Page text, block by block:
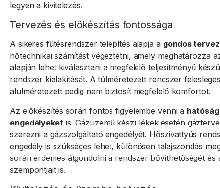
legyen a kivitelezés.
Tervezés és előkészítés fontossága
A sikeres fűtésrendszer telepítés alapja a gondos
hőtechnikai számítást végeztetni, amely meghatározza
alapján lehet kiválasztani a megfelelő teljesítményű
rendszer kialakítását. A túlméretezett rendszer
alulméretezett pedig nem biztosít megfelelő komfortot.
Az előkészítés során fontos figyelembe venni a
engedélyeketis. Gázüzemű készülékek esetén
szerezni a gázszolgáltató engedélyét. Hőszivattyús
engedély is szükséges lehet, különösen talajszondás
során érdemes átgondolni a rendszer bővíthetőségét és
szempontjait is.